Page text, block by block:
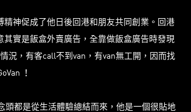
精神促成了他日後回港和朋友共同創業。回港
其實是飯盒外賣廣告，全靠做飯盒廣告時發現
況，有客call不到van，有van無工開，因而找
！
頭都是從生活體驗總結而來，他是一個很貼地